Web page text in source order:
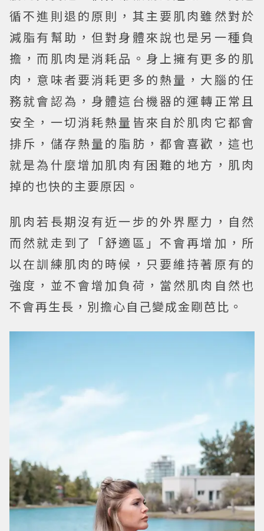
循不進則退的原則，其主要肌肉雖然對於
減脂有幫助，但對身體來說也是另一種負
擔，而肌肉是消耗品。身上擁有更多的肌
肉，意味者要消耗更多的熱量，大腦的任
務就會認為，身體這台機器的運轉正常且
安全，一切消耗熱量皆來自於肌肉它都會
排斥，儲存熱量的脂肪，都會喜歡，這也
就是為什麼增加肌肉有困難的地方，肌肉
掉的也快的主要原因。
肌肉若長期沒有近一步的外界壓力，自然
而然就走到了「舒適區」不會再增加，所
以在訓練肌肉的時候，只要維持著原有的
強度，並不會增加負荷，當然肌肉自然也
不會再生長，別擔心自己變成金剛芭比。